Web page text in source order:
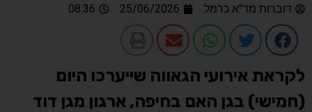
דוברות מד"א כרמל
25/06/2026
08:36
לקראת אירועי הגאווה שייערכו היום
(חמישי) בגן האם בחיפה, ארגון מגן דוד